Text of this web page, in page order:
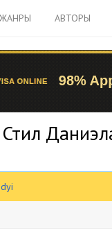
ЖАНРЫ АВТОРЫ